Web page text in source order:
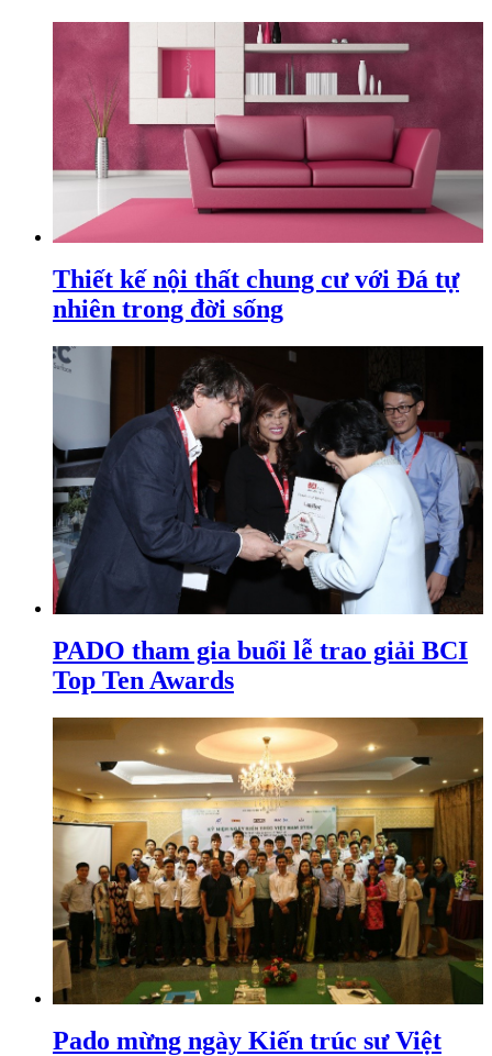
Thiết kế nội thất chung cư với Đá tự
nhiên trong đời sống
PADO tham gia buổi lễ trao giải BCI
Top Ten Awards
Pado mừng ngày Kiến trúc sư Việt